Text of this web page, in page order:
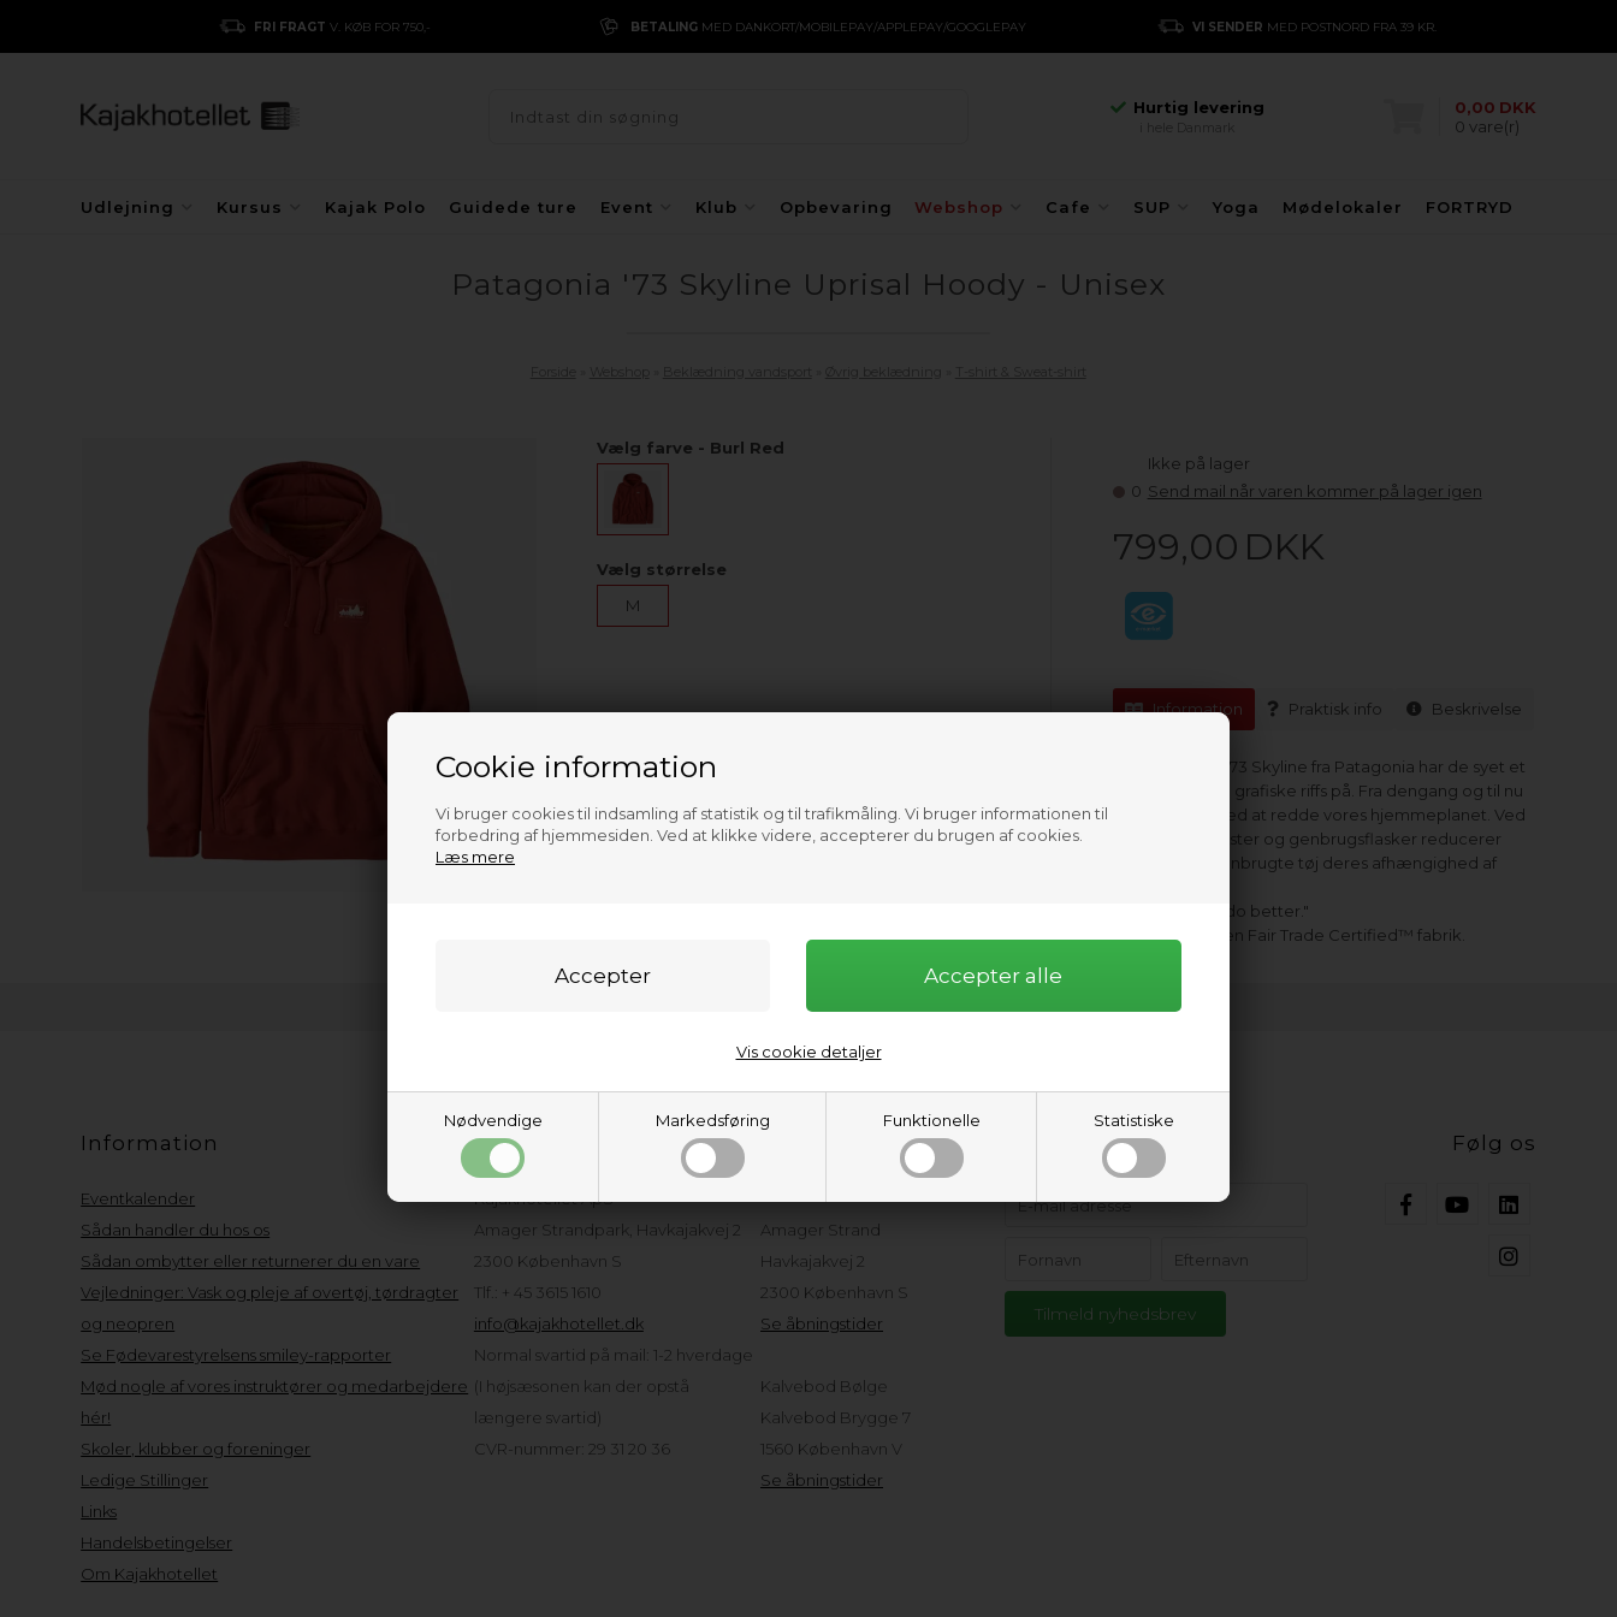
Cookie information
Vi bruger cookies til indsamling af statistik og til trafikmåling. Vi bruger informationen til
forbedring af hjemmesiden. Ved at klikke videre, accepterer du brugen af cookies.
Læs mere
Nødvendige Markedsføring Funktionelle Statistiske
Vis cookie detaljer
FRI FRAGT V. KØB FOR 750,- BETALING MED DANKORT/MOBILEPAY/APPLEPAY/GOOGLEPAY VI SENDER MED POSTNORD FRA 39 KR.
Hurtig levering
Hurtig levering
i hele Danmark
i hele Danmark
0,00 DKK
0 vare(r)
Udlejning Kursus Kajak Polo Guidede ture Event Klub Opbevaring Webshop Cafe SUP Yoga Mødelokaler FORTRYD
Patagonia '73 Skyline Uprisal Hoody - Unisex
Vælg farve - Burl Red
Vælg størrelse
M
0
Ikke på lager
Send mail når varen kommer på lager igen
799,00 DKK
Information Praktisk info Beskrivelse
Denne hoody '73 Skyline fra Patagonia har de syet et
af deres gamle grafiske riffs på. Fra dengang og til nu
er de i gang med at redde vores hjemmeplanet. Ved
at bruge stofrester og genbrugsflasker reducerer
dette 100 % genbrugte tøj deres afhængighed af
"Know better; do better."
Fremstillet på en Fair Trade Certified™ fabrik.
Information
Eventkalender
Sådan handler du hos os
Sådan ombytter eller returnerer du en vare
Vejledninger: Vask og pleje af overtøj, tørdragter
og neopren
Se Fødevarestyrelsens smiley-rapporter
Mød nogle af vores instruktører og medarbejdere
hér!
Skoler, klubber og foreninger
Ledige Stillinger
Links
Handelsbetingelser
Om Kajakhotellet
Kundeservice
Kajakhotellet ApS
Amager Strandpark, Havkajakvej 2
2300 København S
Tlf.: + 45 3615 1610
info@kajakhotellet.dk
Normal svartid på mail: 1-2 hverdage
(I højsæsonen kan der opstå
længere svartid)
CVR-nummer: 29 31 20 36
åbningstider
Amager Strand
Havkajakvej 2
2300 København S
Se åbningstider
Kalvebod Bølge
Kalvebod Brygge 7
1560 København V
Se åbningstider
Hold dig opdateret Følg os